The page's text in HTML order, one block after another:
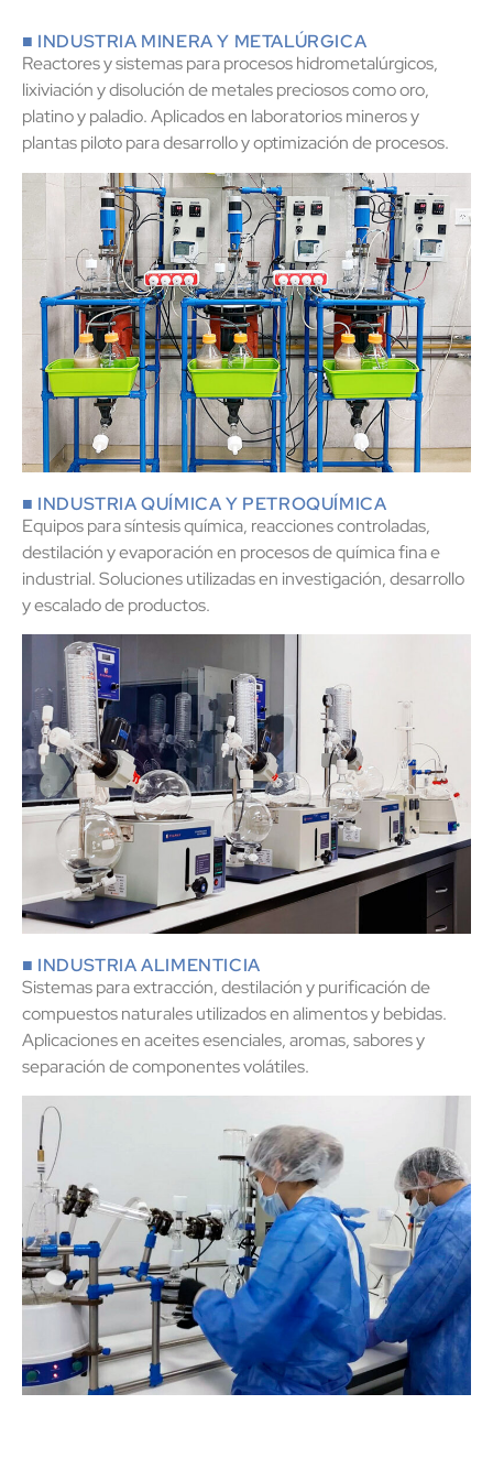
■ INDUSTRIA MINERA Y METALÚRGICA
Reactores y sistemas para procesos hidrometalúrgicos,
lixiviación y disolución de metales preciosos como oro,
platino y paladio. Aplicados en laboratorios mineros y
plantas piloto para desarrollo y optimización de procesos.
■ INDUSTRIA QUÍMICA Y PETROQUÍMICA
Equipos para síntesis química, reacciones controladas,
destilación y evaporación en procesos de química fina e
industrial. Soluciones utilizadas en investigación, desarrollo
y escalado de productos.
■ INDUSTRIA ALIMENTICIA
Sistemas para extracción, destilación y purificación de
compuestos naturales utilizados en alimentos y bebidas.
Aplicaciones en aceites esenciales, aromas, sabores y
separación de componentes volátiles.